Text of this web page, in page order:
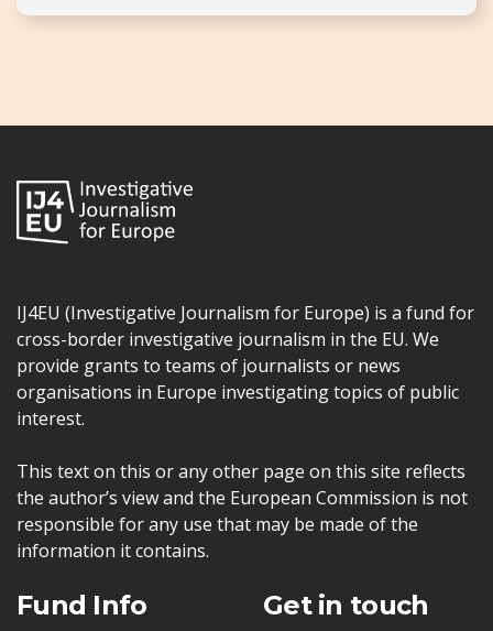
IJ4EU (Investigative Journalism for Europe) is a fund for
cross-border investigative journalism in the EU. We
provide grants to teams of journalists or news
organisations in Europe investigating topics of public
interest.
This text on this or any other page on this site reflects
the author’s view and the European Commission is not
responsible for any use that may be made of the
information it contains.
Fund Info Get in touch